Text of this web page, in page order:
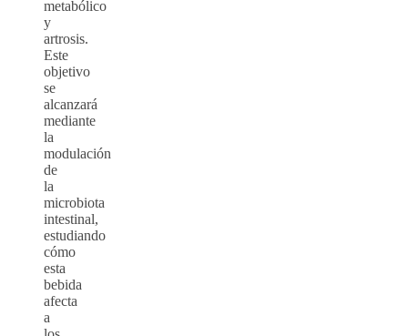
metabólico
y
artrosis.
Este
objetivo
se
alcanzará
mediante
la
modulación
de
la
microbiota
intestinal,
estudiando
cómo
esta
bebida
afecta
a